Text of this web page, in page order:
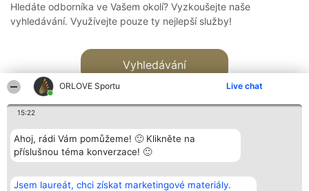
ORLOVE Sportu Live chat
15:22
Ahoj, rádi Vám pomůžeme! 🙂 Klikněte na
příslušnou téma konverzace! 🙂
Jsem laureát, chci získat marketingové materiály.
Hledáte odborníka ve Vašem okolí? Vyzkoušejte naše
vyhledávání. Využívejte pouze ty nejlepší služby!
Vyhledávání
Bright Side Solutions sp. z o.
o. sp. k.
Vítězové
Seznam všech
Kontakt